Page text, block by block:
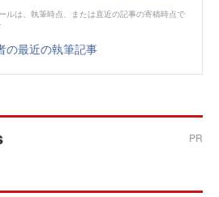
ルは、執筆時点、または直近の記事の寄稿時点で
の最近の執筆記事
PR